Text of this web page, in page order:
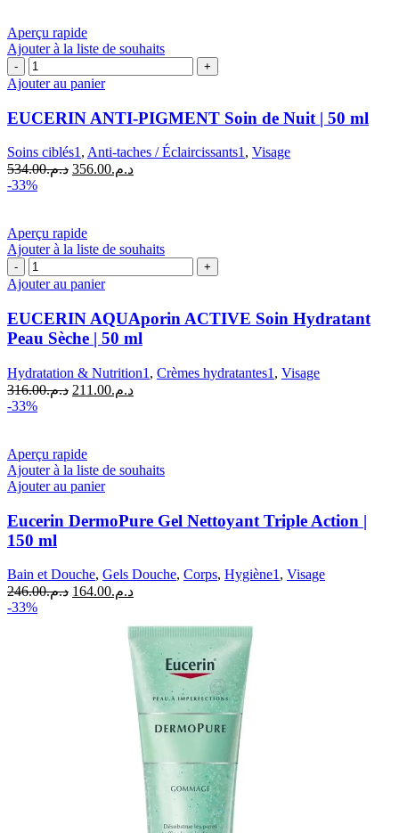
Aperçu rapide
Ajouter à la liste de souhaits
quantité
de
EUCERIN
ANTI-
PIGMENT
Soin
de
Nuit
|
Ajouter au panier
EUCERIN ANTI-PIGMENT Soin de Nuit | 50 ml
Soins ciblés1, Anti-taches / Éclaircissants1, Visage
د.م.534.00
Le
د.م.356.00
Le
-33%
Aperçu rapide
Ajouter à la liste de souhaits
quantité
de
EUCERIN
AQUAporin
ACTIVE
Soin
Peau
Sèche
|
Ajouter au panier
EUCERIN AQUAporin ACTIVE Soin Hydratant
Peau Sèche | 50 ml
Hydratation & Nutrition1 , Crèmes hydratantes1 , Visage
د.م.316.00
Le
د.م.211.00
Le
-33%
Aperçu rapide
Ajouter à la liste de souhaits
Ajouter au panier
Eucerin DermoPure Gel Nettoyant Triple Action |
150 ml
Bain et Douche, Gels Douche, Corps, Hygiène1 , Visage
د.م.246.00
Le
د.م.164.00
Le
est :
-33%